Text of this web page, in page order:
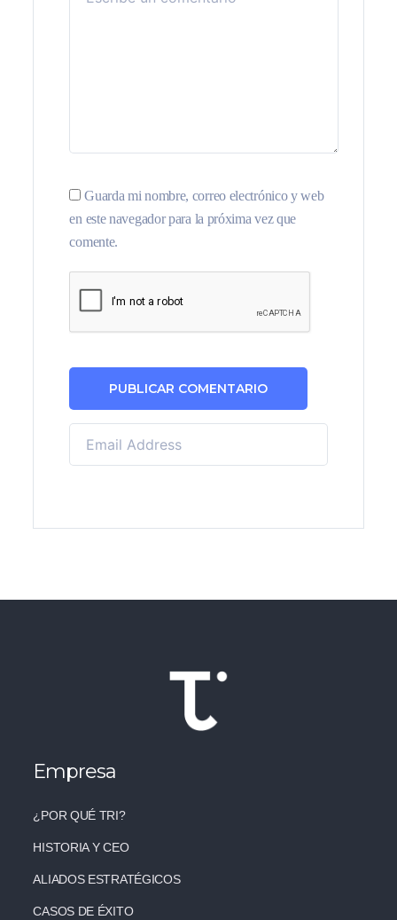
Guarda mi nombre, correo electrónico y web
en este navegador para la próxima vez que
comente.
Empresa
¿POR QUÉ TRI?
HISTORIA Y CEO
ALIADOS ESTRATÉGICOS
CASOS DE ÉXITO